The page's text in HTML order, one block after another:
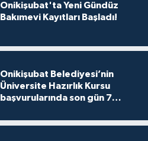
Onikişubat'ta Yeni Gündüz
Bakımevi Kayıtları Başladı!
Onikişubat Belediyesi’nin
Üniversite Hazırlık Kursu
başvurularında son gün 7